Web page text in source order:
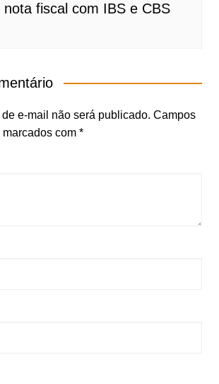
nota fiscal com IBS e CBS
e-mail não será publicado. Campos
com *